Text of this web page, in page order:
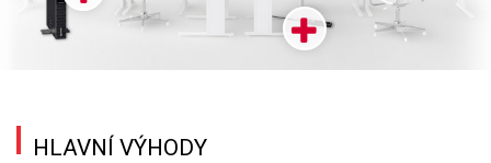
HLAVNÍ VÝHODY